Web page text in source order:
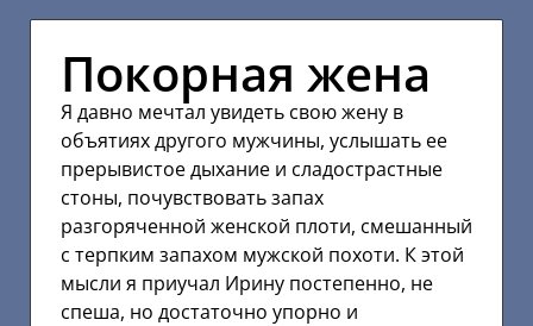
Покорная жена
Я давно мечтал увидеть свою жену в
объятиях другого мужчины, услышать ее
прерывистое дыхание и сладострастные
стоны, почувствовать запах
разгоряченной женской плоти, смешанный
с терпким запахом мужской похоти. К этой
мысли я приучал Ирину постепенно, не
спеша, но достаточно упорно и